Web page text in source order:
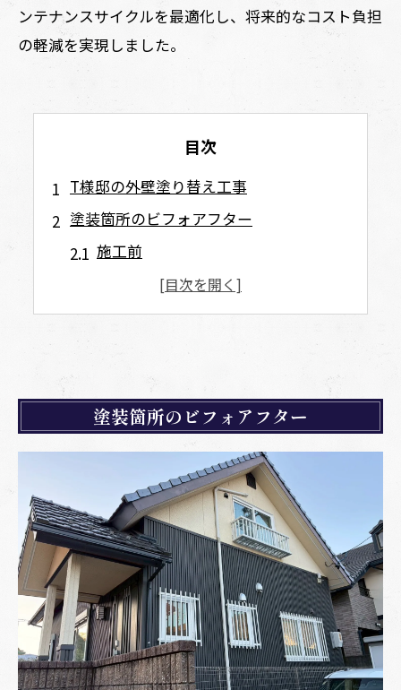
ンテナンスサイクルを最適化し、将来的なコスト負担
の軽減を実現しました。
目次
T様邸の外壁塗り替え工事
塗装箇所のビフォアフター
施工前
施工詳細
コーキング工事
養生作業
外壁塗装（リシン）
外壁塗装（ガルバニウム鋼板）
外壁塗装（雨樋・シャッター）
塗装後作業
養生はがし
タッチアップ（直し塗り）
最終清掃・床掃除
作業完了
塗装箇所のビフォアフター